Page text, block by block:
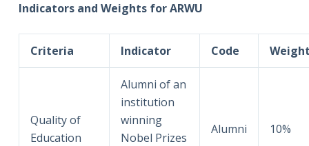
Indicators and Weights for ARWU
Criteria Indicator Code
Quality of
Education
Alumni of an
institution
winning
Nobel Prizes
Alumni 10%